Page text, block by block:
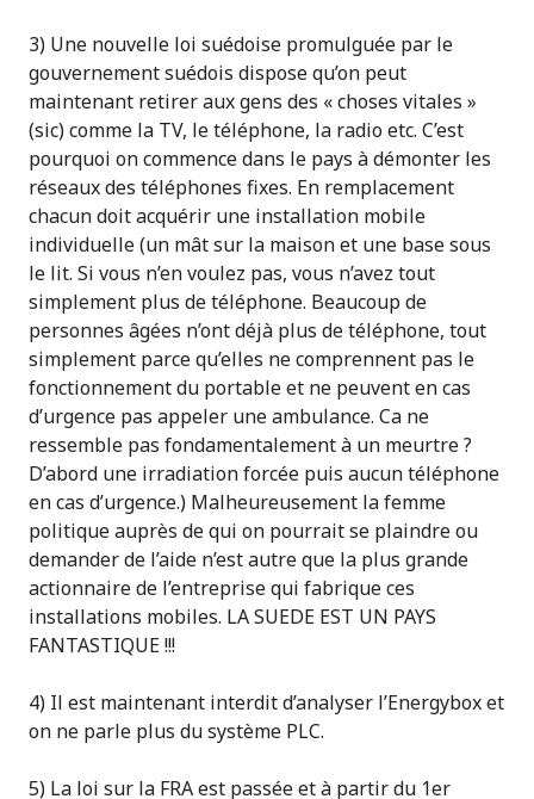
3) Une nouvelle loi suédoise promulguée par le
gouvernement suédois dispose qu’on peut
maintenant retirer aux gens des « choses vitales »
(sic) comme la TV, le téléphone, la radio etc. C’est
pourquoi on commence dans le pays à démonter les
réseaux des téléphones fixes. En remplacement
chacun doit acquérir une installation mobile
individuelle (un mât sur la maison et une base sous
le lit. Si vous n’en voulez pas, vous n’avez tout
simplement plus de téléphone. Beaucoup de
personnes âgées n’ont déjà plus de téléphone, tout
simplement parce qu’elles ne comprennent pas le
fonctionnement du portable et ne peuvent en cas
d’urgence pas appeler une ambulance. Ca ne
ressemble pas fondamentalement à un meurtre ?
D’abord une irradiation forcée puis aucun téléphone
en cas d’urgence.) Malheureusement la femme
politique auprès de qui on pourrait se plaindre ou
demander de l’aide n’est autre que la plus grande
actionnaire de l’entreprise qui fabrique ces
installations mobiles. LA SUEDE EST UN PAYS
FANTASTIQUE !!!
4) Il est maintenant interdit d’analyser l’Energybox et
on ne parle plus du système PLC.
5) La loi sur la FRA est passée et à partir du 1er